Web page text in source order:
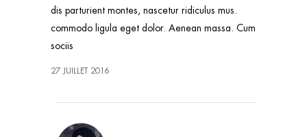
dis parturient montes, nascetur ridiculus mus.
commodo ligula eget dolor. Aenean massa. Cum
sociis
27 JUILLET 2016